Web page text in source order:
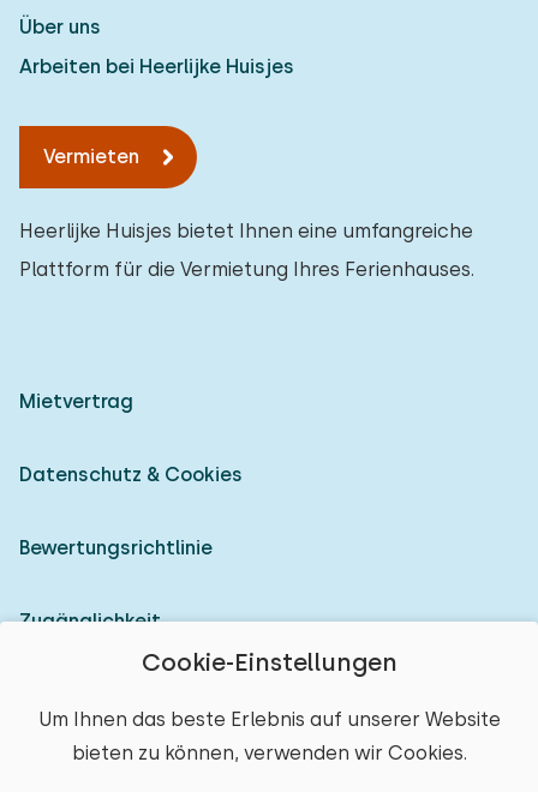
Cookie-Einstellungen
Um Ihnen das beste Erlebnis auf unserer Website
bieten zu können, verwenden wir Cookies.
Über uns
Arbeiten bei Heerlijke Huisjes
Vermieten
Heerlijke Huisjes bietet Ihnen eine umfangreiche
Plattform für die Vermietung Ihres Ferienhauses.
Mietvertrag
Datenschutz & Cookies
Bewertungsrichtlinie
Zugänglichkeit
© 2026 Heerlijke Huisjes (eingetragene Marke)